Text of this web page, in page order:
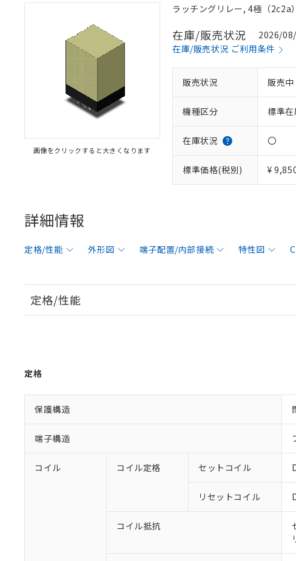
画像をクリックすると大きくなります
ラッチングリレー, 4極（2c2a
在庫/販売状況
2026/
在庫/販売状況 ご利用条件
販売状況 販売中
機種区分 標準
在庫状況 〇
標準価格(税別) ¥
詳細情報
定格/性能 外形図 端子配置/内部接続 特性図
定格/性能
定格
保護構造
端子構造
コイル コイル定格 セットコイル
リセットコイル
コイル抵抗